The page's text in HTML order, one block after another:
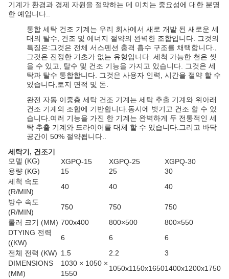
기계가 환경과 경제 자원을 절약하는 데 미치는 중요성에 대한 분명
한 예입니다..
통합 세탁 건조 기계는 우리 회사에서 새로 개발 된 새로운 세
대의 탈수, 건조 및 에너지 절약의 완벽한 조합입니다. 그것의
특징은:그것은 전체 서스펜션 충격 흡수 구조를 채택합니다.,
그것은 진정한 기초가 없는 유형입니다. 세척 가능한 천은 씻
을 수 있고, 탈수 및 건조 기능을 가지고 있습니다. 그것은 세
탁과 탈수 통합합니다. 그것은 사용자 인력, 시간을 절약 할 수
있습니다,토지 면적 및 돈.
완전 자동 이중층 세탁 건조 기계는 세탁 추출 기계와 위아래
건조 기계의 조합에 기반합니다.동시에 벗기고 건조 할 수 있
습니다.여러 기능을 가진 한 기계는 완벽하게 두 전통적인 세
탁 추출 기계와 드라이어를 대체 할 수 있습니다.그리고 바닥
공간이 50% 절약됩니다..
세탁기, 건조기
모델 (KG)
XGPQ-15 XGPQ-25
XGPQ-30
용량 (KG)
15 25
30
세척 속도
(R/MIN)
40 40
40
방수 속도
(R/MIN)
750 750
750
롤러 크기 (MM) 700x400 800×500
800×550
DTYING 전력
((KW)
6 6
6
전체 전력 (KW) 1.5 2.2
3
DIMENSIONS
(MM)
1030 × 1050 ×
1550
1050x1150x16501400x1200x1750